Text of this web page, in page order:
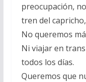
preocupación,
tren del
No queremos
Ni viajar en
todos los días.
Queremos que